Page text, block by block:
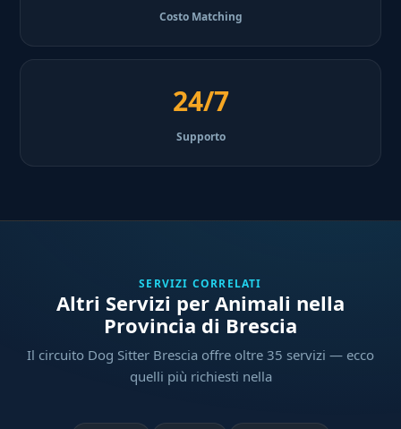
Costo Matching
24/7
Supporto
SERVIZI CORRELATI
Altri Servizi per Animali nella
Provincia di Brescia
Il circuito Dog Sitter Brescia offre oltre 35 servizi — ecco
quelli più richiesti nella